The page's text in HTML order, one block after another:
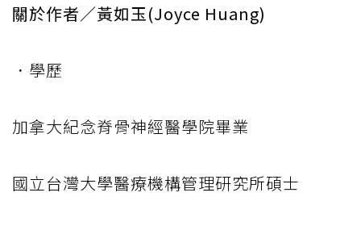
關於作者／黃如玉(Joyce Huang)
．學歷
加拿大紀念脊骨神經醫學院畢業
國立台灣大學醫療機構管理研究所碩士